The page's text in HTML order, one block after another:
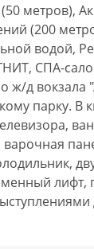
метров),
(200
водой,
СПА-
ж/д вокзала
парку. В
лифт,